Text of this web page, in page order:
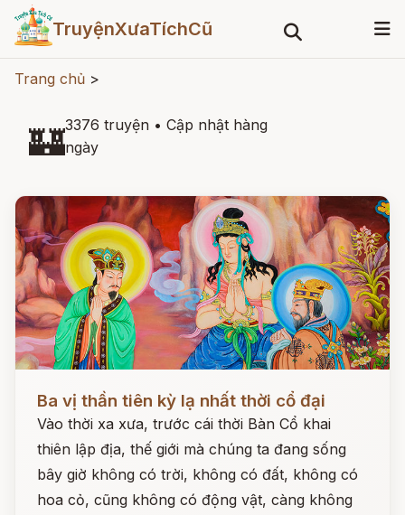
TruyệnXưaTíchCũ
Trang chủ >
🏰3376 truyện • Cập nhật hàng
ngày
Ba vị thần tiên kỳ lạ nhất thời cổ đại
Vào thời xa xưa, trước cái thời Bàn Cổ khai
thiên lập địa, thế giới mà chúng ta đang sống
bây giờ không có trời, không có đất, không có
hoa cỏ, cũng không có động vật, càng không